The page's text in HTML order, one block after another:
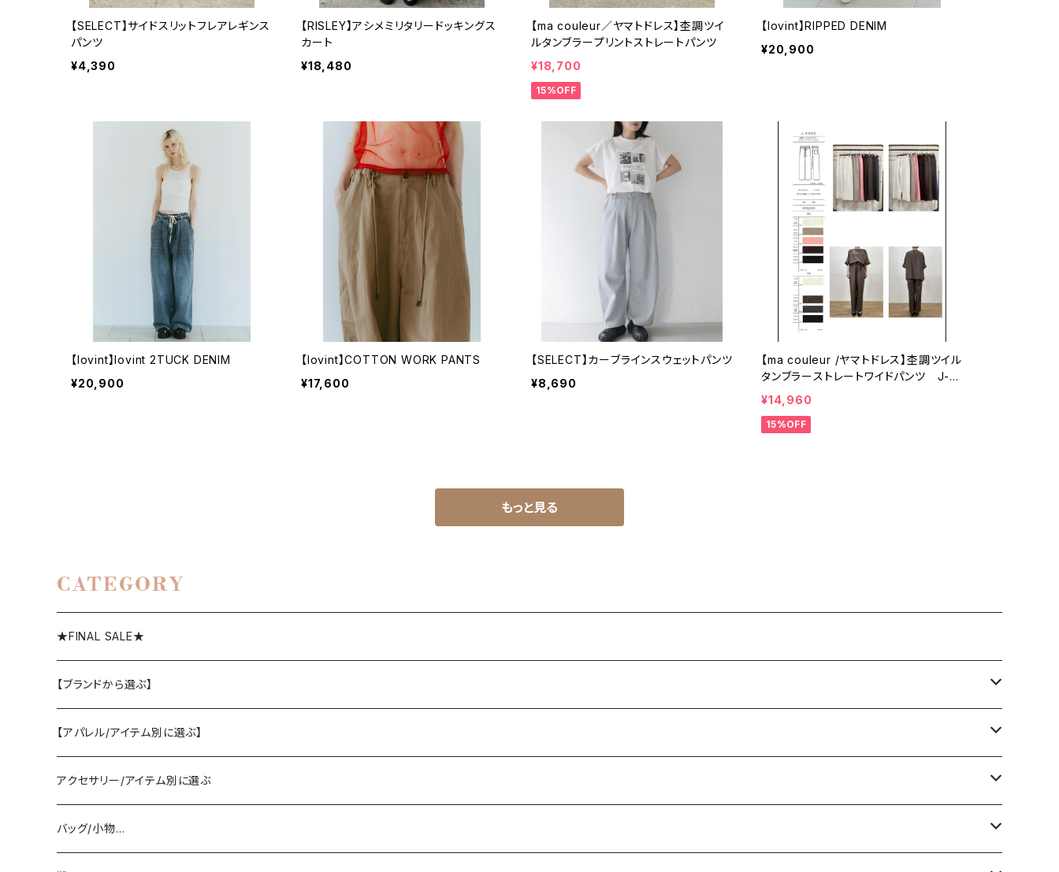
【SELECT】サイドスリットフレアレギンス
パンツ
¥4,390
【RISLEY】アシメミリタリードッキングス
カート
¥18,480
【ma couleur／ヤマトドレス】杢調ツイ
ルタンブラープリントストレートパンツ
¥18,700
15%OFF
【lovint】RIPPED DENIM
¥20,900
【lovint】lovint 2TUCK DENIM
¥20,900
【lovint】COTTON WORK PANTS
¥17,600
【SELECT】カーブラインスウェットパンツ
¥8,690
【ma couleur /ヤマトドレス】杢調ツイル
タンブラーストレートワイドパンツ J-4
402
¥14,960
15%OFF
もっと見る
CATEGORY
★FINAL SALE★
【ブランドから選ぶ】
SELECT／ORIGINAL
PASSIONE/cafune
ヤマトドレス／dolly-sean／DONEEYU／他
【アパレル/アイテム別に選ぶ】
outer
coat/down
tops
アクセサリー/アイテム別に選ぶ
pierce/earring/ear cuff
バッグ/小物…